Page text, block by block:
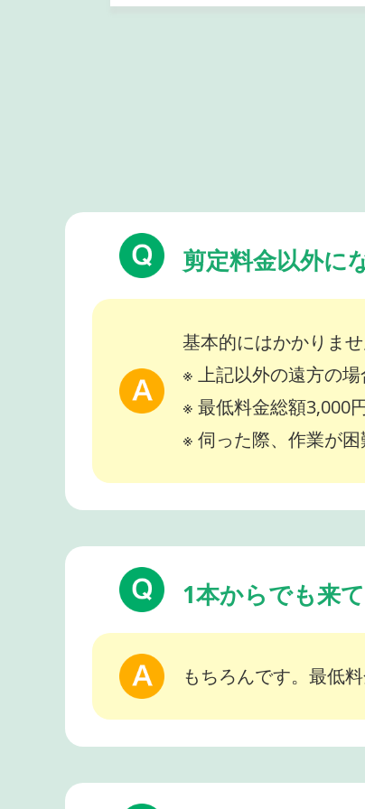
剪定料金以外に
基本的にはかかりま
※ 上記以外の遠方の場
※ 最低料金総額3,000
※ 伺った際、作業が
1本からでも来
もちろんです。最低